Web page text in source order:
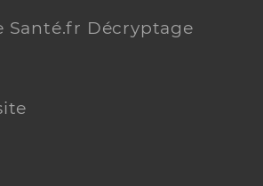
Santé.fr Décryptage